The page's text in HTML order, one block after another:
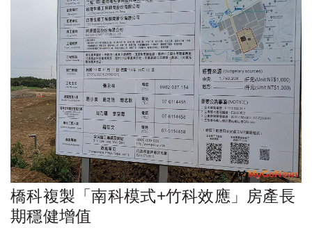
橋科複製「南科模式+竹科效應」房產長
期穩健增值